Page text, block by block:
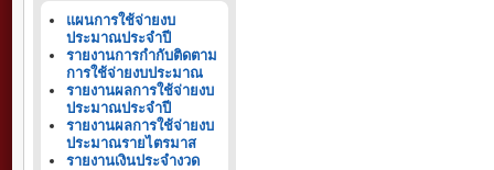
แผนการใช้จ่ายงบ
ประมาณประจำปี
รายงานการกำกับติดตาม
การใช้จ่ายงบประมาณ
รายงานผลการใช้จ่ายงบ
ประมาณประจำปี
รายงานผลการใช้จ่ายงบ
ประมาณรายไตรมาส
รายงานเงินประจำงวด